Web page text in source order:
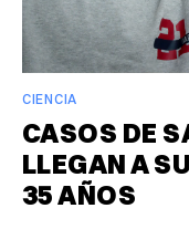
CIENCIA
CASOS DE
LLEGAN A
35 AÑOS